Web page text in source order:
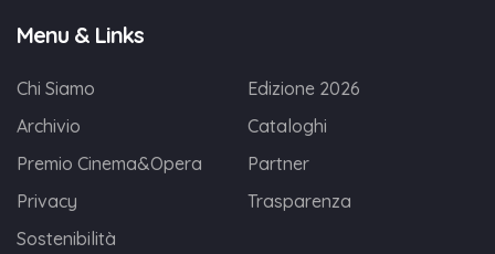
Menu & Links
Chi Siamo
Edizione 2026
Archivio
Cataloghi
Premio Cinema&Opera
Partner
Privacy
Trasparenza
Sostenibilità